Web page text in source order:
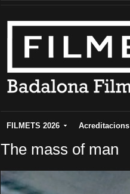
FILMETS 2026 Acreditacions
The mass of man